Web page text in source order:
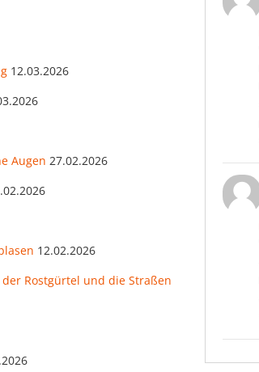
12.03.2026
Augen 27.02.2026
12.02.2026
Rostgürtel und die Straßen